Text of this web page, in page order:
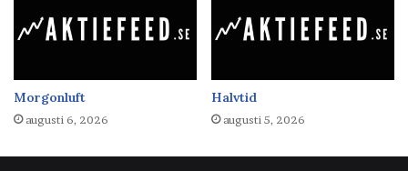
Morgonluft
augusti 6, 2026
Halvtid
augusti 5, 2026